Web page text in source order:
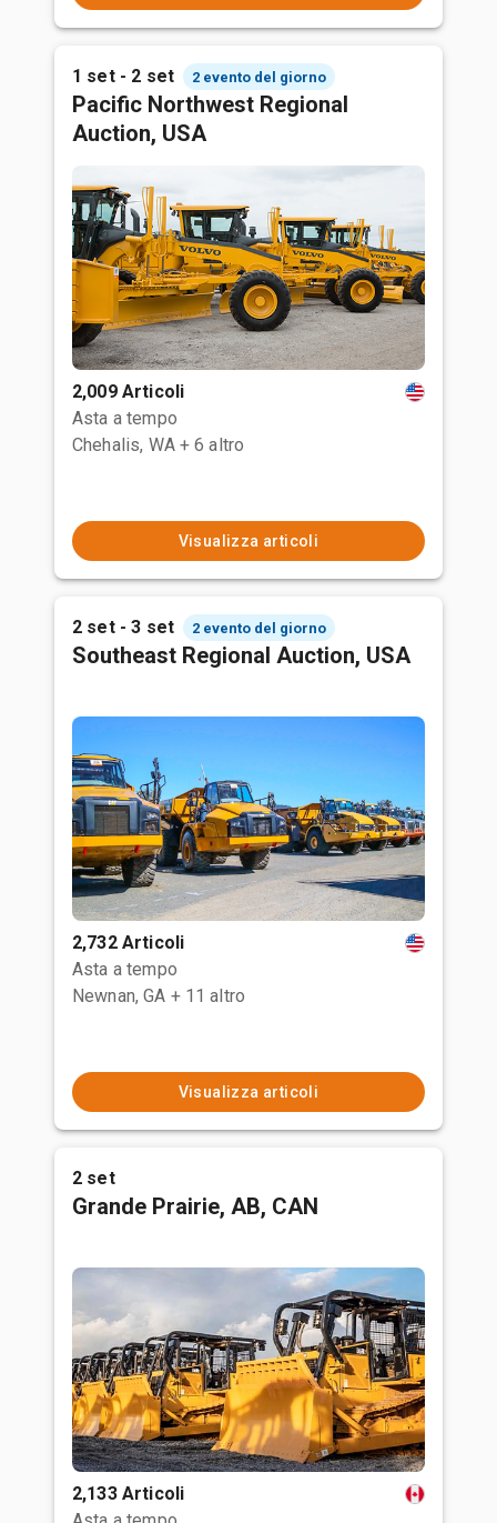
1 set - 2 set 2 evento del giorno
Pacific Northwest Regional
Auction, USA
2,009 Articoli
Asta a tempo
Chehalis, WA + 6 altro
Visualizza articoli
2 set - 3 set 2 evento del giorno
Southeast Regional Auction, USA
2,732 Articoli
Asta a tempo
Newnan, GA + 11 altro
Visualizza articoli
2 set
Grande Prairie, AB, CAN
2,133 Articoli